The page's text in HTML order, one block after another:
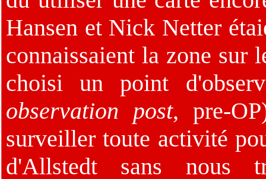
Hansen et Nick Netter
connaissaient la zone sur
choisi un point
observation post, pre-
surveiller toute activité
d'Allstedt sans nous